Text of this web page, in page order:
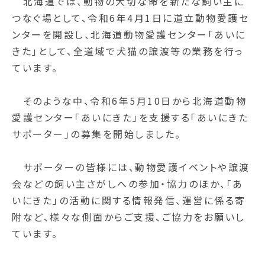
つなぐ場として、令和6年4月1日に道立動物愛護セ
ンターを開設し、北海道動物愛護センター「あいに
きた」として、全道域で犬猫の譲渡等の業務を行っ
ています。
そのような中、令和6年5月10日から北海道動物
愛護センター「あいにきた」を支援する「あいにきた
サポーター」の募集を開始しました。
サポーターの皆様には、動物愛護イベントや譲渡
会などの飼い主さがしへの参加・協力のほか、「あ
いにきた」の活動に関する情報発信、運営に係る寄
附など、様々な側面からご支援、ご協力をお願いし
ています。